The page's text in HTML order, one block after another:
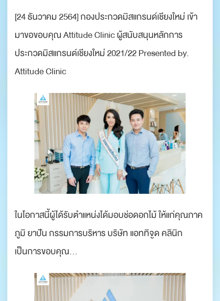
[24 ธันวาคม 2564] กองประกวดมิสแกรนด์เชียงใหม่ เข้า
มาขอขอบคุณ Attitude Clinic ผู้สนับสนุนหลักการ
ประกวดมิสแกรนด์เชียงใหม่ 2021/22 Presented by.
Attitude Clinic
ในโอกาสนี้ผู้ได้รับตำแหน่งได้มอบช่อดอกไม้ ให้แก่คุณภาค
ภูมิ ยาปัน กรรมการบริหาร บริษัท แอททิจูด คลินิก
เป็นการขอบคุณ…